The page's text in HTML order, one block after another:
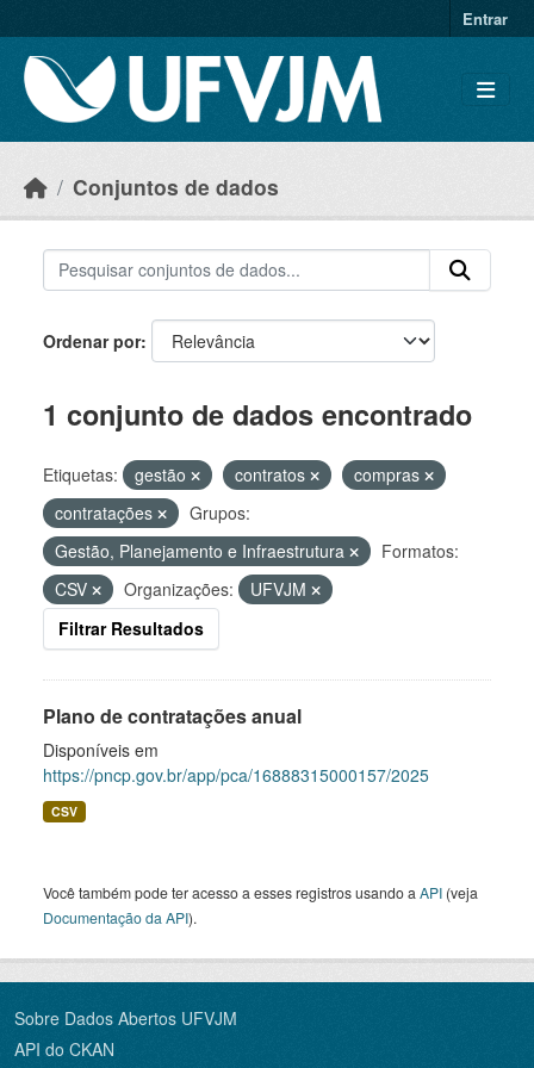
Entrar
Conjuntos de dados
Ordenar por
1 conjunto de dados encontrado
Etiquetas: gestão contratos
compras
contratações
Grupos:
Gestão, Planejamento e Infraestrutura
Formatos:
CSV
Organizações:
UFVJM
Filtrar Resultados
Plano de contratações anual
Disponíveis em
https://pncp.gov.br/app/pca/16888315000157/2025
CSV
Você também pode ter acesso a esses registros usando a API (veja
Documentação da API).
Sobre Dados Abertos UFVJM
API do CKAN